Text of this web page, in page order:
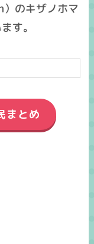
のキザノホマ
す。
まとめ